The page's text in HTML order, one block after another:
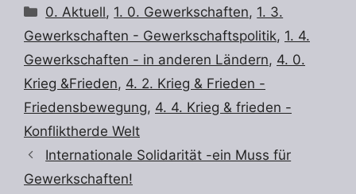
Kategorien
0. Aktuell, 1. 0. Gewerkschaften, 1. 3.
Gewerkschaften - Gewerkschaftspolitik, 1. 4.
Gewerkschaften - in anderen Ländern, 4. 0.
Krieg &Frieden, 4. 2. Krieg & Frieden -
Friedensbewegung, 4. 4. Krieg & frieden -
Konfliktherde Welt
Internationale Solidarität -ein Muss für
Gewerkschaften!